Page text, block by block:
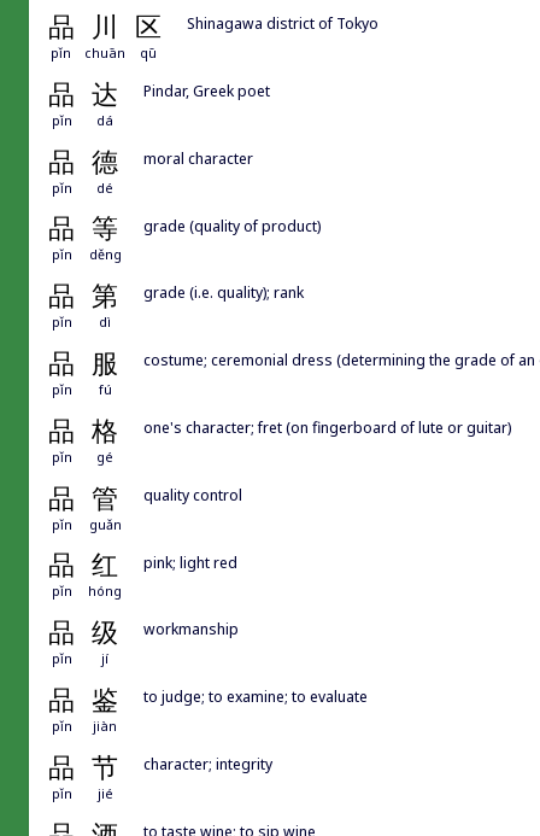
品 川 区
pǐn chuān qū
Shinagawa district of Tokyo
品 达
pǐn dá
Pindar, Greek poet
品 德
pǐn dé
moral character
品 等
pǐn děng
grade (quality of product)
品 第
pǐn dì
grade (i.e. quality); rank
品 服
pǐn fú
costume; ceremonial dress (determining the grade of an
品 格
pǐn gé
one's character; fret (on fingerboard of lute or guitar)
品 管
pǐn guǎn
quality control
品 红
pǐn hóng
pink; light red
品 级
pǐn jí
workmanship
品 鉴
pǐn jiàn
to judge; to examine; to evaluate
品 节
pǐn jié
character; integrity
to taste wine; to sip wine